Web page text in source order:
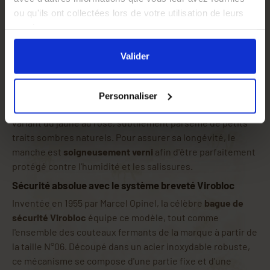
ou qu'ils ont collectées lors de votre utilisation de leurs
En cliquant sur le boutonValidervous acceptez
l'ensemble des cookies de notre site ainsi que ceux de
nos partenaires. Vous pouvez également choisir les
Valider
Personnaliser
Le charme authentique du manche en hêtre
L'esthétique de ce couteau de poche réside également
dans sonmanche de 14,82 cm en bois de hêtre. Matériau
le plus utilisé pour la fabrication des manches Opinel, ce
d'exploitations éco-gérées situées dans le Jura et le
Vercors. Il s'agit d'un bois dur, résistant et facile à
variant du jaune au rosé, subtilement parsemé de petits
traits sombres naturels. Pour assurer sa longévité, le
manche est soigneusement verni afin d'être parfaitement
protégé contre l'humidité et les salissures.
Sécurité absolue avec le système breveté Virobloc
Inventée en 1955 par Marcel Opinel, la célèbre bague de
sécurité Virobloc équipe ce modèle, tout comme
l'ensemble des couteaux fermants de la marque à partir de
la taille N°06. Découpé dans un acier inoxydable robuste,
ce mécanisme se compose d'une partie fixe et d'une